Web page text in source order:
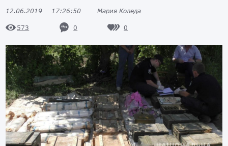
12.06.2019 17:26:50 Мария Коледа
573 0 0